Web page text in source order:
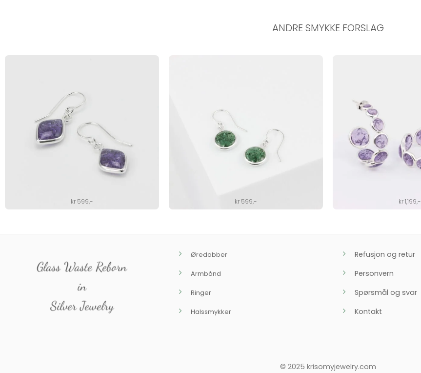
ANDRE SMYKKE FORSLAG
kr 599,- kr 599,- kr1,199,-
Glass Waste Reborn
in
Silver Jewelry
Øredobber
Armbånd
Ringer
Halssmykker
Refusjon og retur
Personvern
Spørsmål og svar
Kontakt
© 2025 krisomyjewelry.com